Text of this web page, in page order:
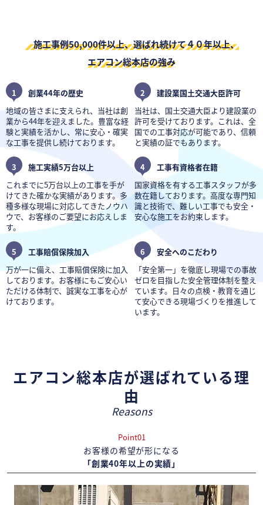
施工事例50,000件以上、選ばれ続けて４０年以上、
エアコン総本店の強み
1
創業44年の歴史
地域の皆さまに支えられ、当社は創
業から44年を迎えました。豊富な経
験と実績を活かし、常に安心・確実
な工事を提供し続けております。
2
建設業国土交通大臣許可
当社は、国土交通大臣より建設業の
許可を受けております。これは、全
国での工事対応が可能であり、信頼
と実績の証でもあります。
3
施工実績5万台以上
これまでに5万台以上の工事を手が
けてきた確かな実績があります。多
種多様な現場に対応してきたノウハ
ウで、お客様のご要望にお応えしま
す。
4
工事有資格者在籍
国家資格を有する工事スタッフが多
数在籍しております。高度な専門知
識と技術で、難しい工事でも安全・
安心な施工をお約束します。
5
工事賠償保険加入
万が一に備え、工事賠償保険に加入
しております。お客様にもご安心い
ただける体制で、誠実な工事を心が
けております。
6
安全へのこだわり
「安全第一」を徹底し現場での事故
ゼロを目指した安全管理体制を整え
ています。日々の点検・教育を通じ
て安心できる現場づくりを推進して
います。
エアコン総本店が選ばれている理
由
Reasons
Point01
お客様の希望が形になる
「創業40年以上の実績」